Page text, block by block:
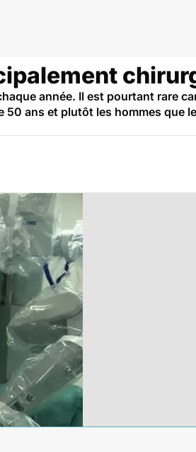
année. Il est pourtant rare
ans et plutôt les hommes que